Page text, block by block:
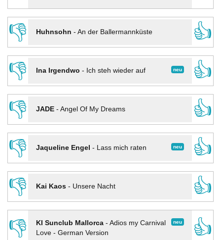
👎
Huhnsohn - An der Ballermannküste
👍
👎
neu
Ina Irgendwo - Ich steh wieder auf
👍
👎
JADE- Angel Of My Dreams
👍
👎
neu
Jaqueline Engel - Lass mich raten
👍
👎
Kai Kaos- Unsere Nacht
👍
👎
neu
KI Sunclub Mallorca- Adios my Carnival
Love - German Version
👍